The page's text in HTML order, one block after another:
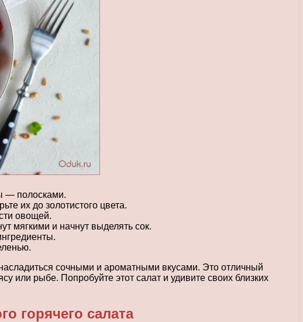
— полосками.
их до золотистого цвета.
овощей.
мягкими и начнут выделять сок.
сочными и ароматными вкусами. Это отличный
или рыбе. Попробуйте этот салат и удивите своих близких
горячего салата